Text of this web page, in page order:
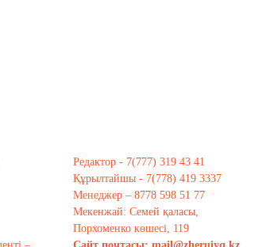
Редактор - 7(777) 319 43 41
Құрылтайшы - 7(778) 419 3337
Менеджер – 8778 598 51 77
Мекенжай: Семей қаласы,
Порхоменко көшесі, 119